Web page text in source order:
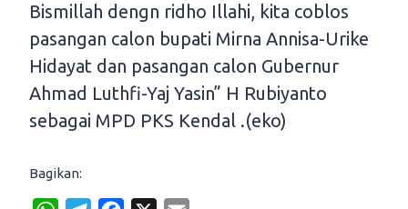
Bismillah dengn ridho Illahi, kita coblos
pasangan calon bupati Mirna Annisa-Urike
Hidayat dan pasangan calon Gubernur
Ahmad Luthfi-Yaj Yasin” H Rubiyanto
sebagai MPD PKS Kendal .(eko)
Bagikan: